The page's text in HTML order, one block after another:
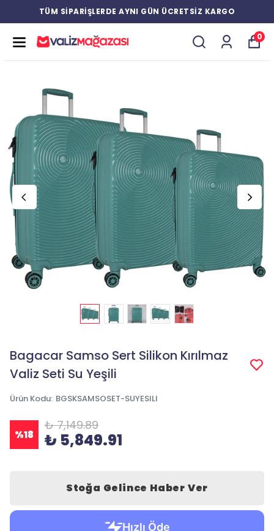
TÜM SİPARİŞLERDE AYNI GÜN ÜCRETSİZ KARGO
0
Bagacar Samso Sert Silikon Kırılmaz
Valiz Seti Su Yeşili
Ürün Kodu: BGSKSAMSOSET-SUYESILI
%18
₺ 7,149.89
₺ 5,849.91
Stoğa Gelince Haber Ver